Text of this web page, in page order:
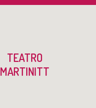
TEATRO
MARTINITT